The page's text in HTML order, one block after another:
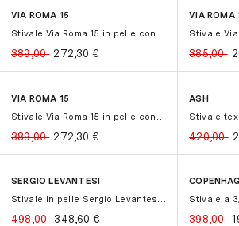
-30%
-30%
VIA ROMA 15
Stivale Via Roma 15 in pelle con ze...
389,00 272,30€
-30%
-30%
VIA ROMA
385,00
-30%
-30%
VIA ROMA 15
389,00 272,30€
-50%
-50%
ASH
420,00
-30%
-30%
SERGIO LEVANTESI
Stivale in pelle Sergio Levantesi c...
498,00 348,60€
-50%
-50%
398,00